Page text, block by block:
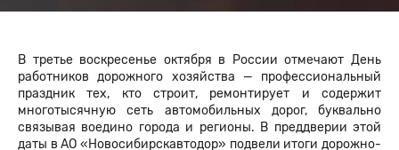
В третье воскресенье октября в России отмечают День
работников дорожного хозяйства — профессиональный
праздник тех, кто строит, ремонтирует и содержит
многотысячную сеть автомобильных дорог, буквально
связывая воедино города и регионы. В преддверии этой
даты в АО «Новосибирскавтодор» подвели итоги дорожно-